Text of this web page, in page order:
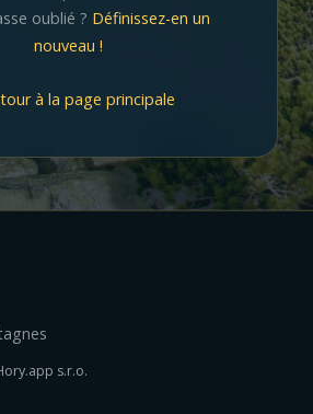
oublié ? Définissez-en un
nouveau !
à la page principale
s.r.o.